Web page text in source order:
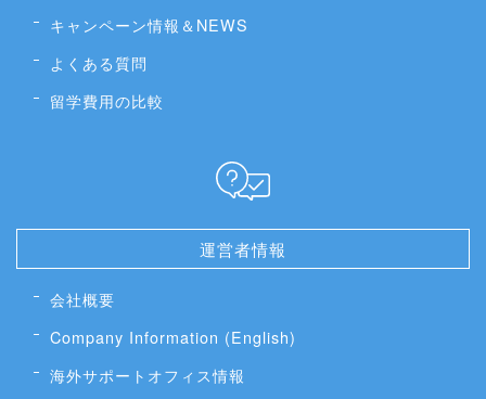
キャンペーン情報＆NEWS
よくある質問
留学費用の比較
運営者情報
会社概要
Company Information (English)
海外サポートオフィス情報